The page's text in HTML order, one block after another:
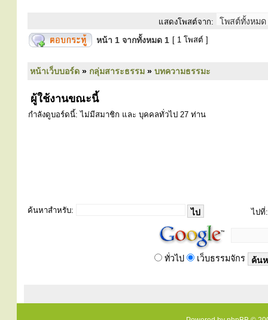
แสดงโพสต์จาก:
หน้า 1 จากทั้งหมด 1 [ 1 โพสต์ ]
หน้าเว็บบอร์ด » กลุ่มสาระธรรม » บทความธรรมะ
ผู้ใช้งานขณะนี้
กำลังดูบอร์ดนี้: ไม่มีสมาชิก และ บุคคลทั่วไป 27 ท่าน
ค้นหาสำหรับ: ไปที่:
ทั่วไป เว็บธรรมจักร